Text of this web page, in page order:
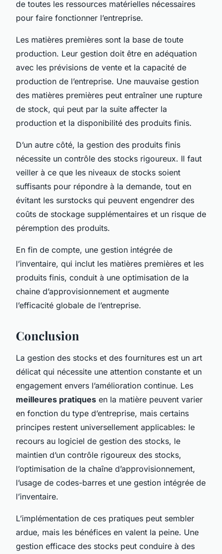
de toutes les ressources matérielles nécessaires
pour faire fonctionner l’entreprise.
Les matières premières sont la base de toute
production. Leur gestion doit être en adéquation
avec les prévisions de vente et la capacité de
production de l’entreprise. Une mauvaise gestion
des matières premières peut entraîner une rupture
de stock, qui peut par la suite affecter la
production et la disponibilité des produits finis.
D’un autre côté, la gestion des produits finis
nécessite un contrôle des stocks rigoureux. Il faut
veiller à ce que les niveaux de stocks soient
suffisants pour répondre à la demande, tout en
évitant les surstocks qui peuvent engendrer des
coûts de stockage supplémentaires et un risque de
péremption des produits.
En fin de compte, une gestion intégrée de
l’inventaire, qui inclut les matières premières et les
produits finis, conduit à une optimisation de la
chaine d’approvisionnement et augmente
l’efficacité globale de l’entreprise.
Conclusion
La gestion des stocks et des fournitures est un art
délicat qui nécessite une attention constante et un
engagement envers l’amélioration continue. Les
meilleures pratiques en la matière peuvent varier
en fonction du type d’entreprise, mais certains
principes restent universellement applicables: le
recours au logiciel de gestion des stocks, le
maintien d’un contrôle rigoureux des stocks,
l’optimisation de la chaîne d’approvisionnement,
l’usage de codes-barres et une gestion intégrée de
l’inventaire.
L’implémentation de ces pratiques peut sembler
ardue, mais les bénéfices en valent la peine. Une
gestion efficace des stocks peut conduire à des